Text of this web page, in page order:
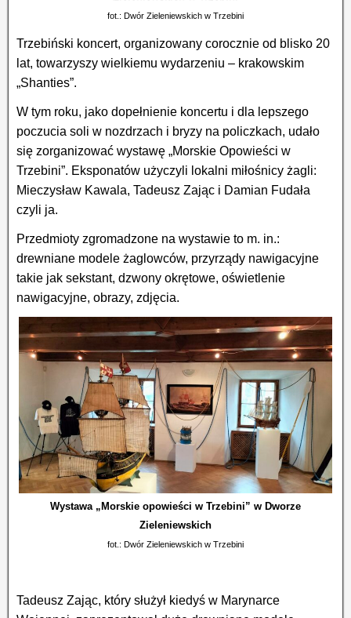
fot.: Dwór Zieleniewskich w Trzebini
Trzebiński koncert, organizowany corocznie od blisko 20
lat, towarzyszy wielkiemu wydarzeniu – krakowskim
„Shanties”.
W tym roku, jako dopełnienie koncertu i dla lepszego
poczucia soli w nozdrzach i bryzy na policzkach, udało
się zorganizować wystawę „Morskie Opowieści w
Trzebini”. Eksponatów użyczyli lokalni miłośnicy żagli:
Mieczysław Kawala, Tadeusz Zając i Damian Fudała
czyli ja.
Przedmioty zgromadzone na wystawie to m. in.:
drewniane modele żaglowców, przyrządy nawigacyjne
takie jak sekstant, dzwony okrętowe, oświetlenie
nawigacyjne, obrazy, zdjęcia.
Wystawa „Morskie opowieści w Trzebini” w Dworze
Zieleniewskich
fot.: Dwór Zieleniewskich w Trzebini
Tadeusz Zając, który służył kiedyś w Marynarce